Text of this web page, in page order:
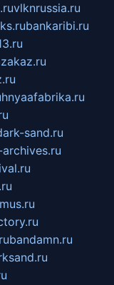
vlknrussia.ru
bankaribi.ru
sand.ru
bandamn.ru